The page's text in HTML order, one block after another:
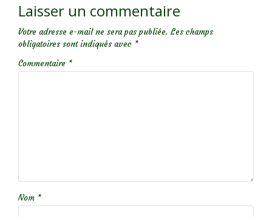
Laisser un commentaire
Votre adresse e-mail ne sera pas publiée. Les champs
obligatoires sont indiqués avec *
Commentaire *
Nom *